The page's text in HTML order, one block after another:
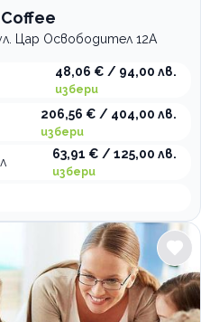
Цар Освободител 12А
48,06 € / 94,00 лв.
избери
206,56 € / 404,00 лв.
избери
63,91 € / 125,00 лв.
избери
Общност на